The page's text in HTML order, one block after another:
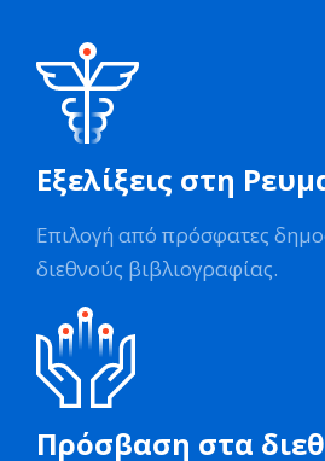
Εξελίξεις στη
Επιλογή από πρόσφατες
διεθνούς βιβλιογραφίας.
Πρόσβαση στα